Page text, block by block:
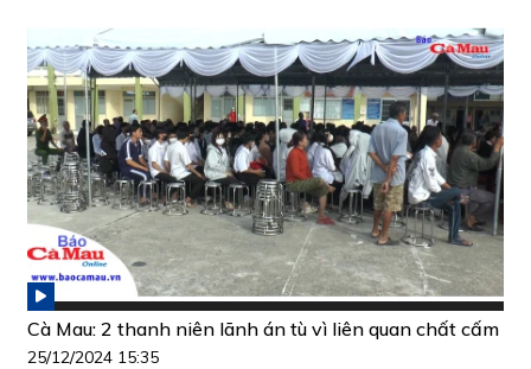
Cà Mau: 2 thanh niên lãnh án tù vì liên quan chất cấm
25/12/2024 15:35